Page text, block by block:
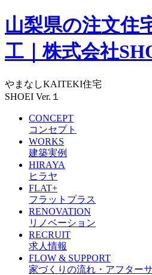
山梨県の注文住
工｜株式会社
やまなしKAITEKI住宅
SHOEI Ver.１
CONCEPT
コンセプト
WORKS
建築実例
HIRAYA
ヒラヤ
FLAT+
フラットプラス
RENOVATION
リノベーション
RECRUIT
求人情報
FLOW & SUPPORT
家づくりの流れ・アフター